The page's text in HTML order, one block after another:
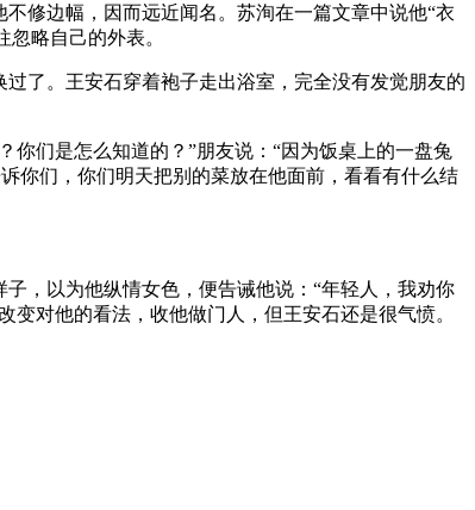
修边幅，因而远近闻名。苏洵在一篇文章中说他“衣
略自己的外表。
了。王安石穿着袍子走出浴室，完全没有发觉朋友的
们是怎么知道的？”朋友说：“因为饭桌上的一盘兔
你们，你们明天把别的菜放在他面前，看看有什么结
，以为他纵情女色，便告诫他说：“年轻人，我劝你
对他的看法，收他做门人，但王安石还是很气愤。